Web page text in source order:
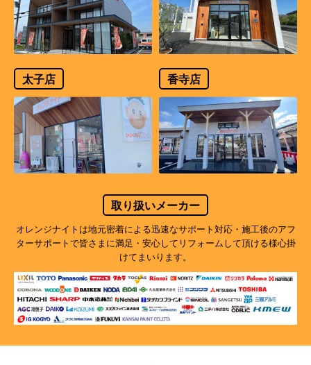
太子店 香寺店
取り扱いメーカー
オレンジナイトは地元密着による迅速なサポート対応・施工後のアフ
ターサポートで皆さまに満足・安心してリフォームして頂ける様心掛
けてまいります。